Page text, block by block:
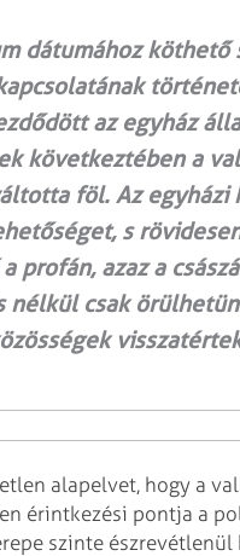
dátumához
az egyház
következtében a
föl. Az egyházi
s
azaz a
csak
alapelvet, hogy a
érintkezési pontja a
szinte